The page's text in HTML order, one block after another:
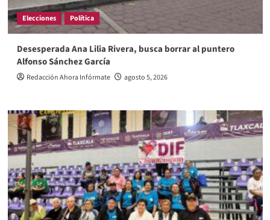
Elecciones Política
Desesperada Ana Lilia Rivera, busca borrar al puntero
Alfonso Sánchez García
Redacción Ahora Infórmate agosto 5, 2026